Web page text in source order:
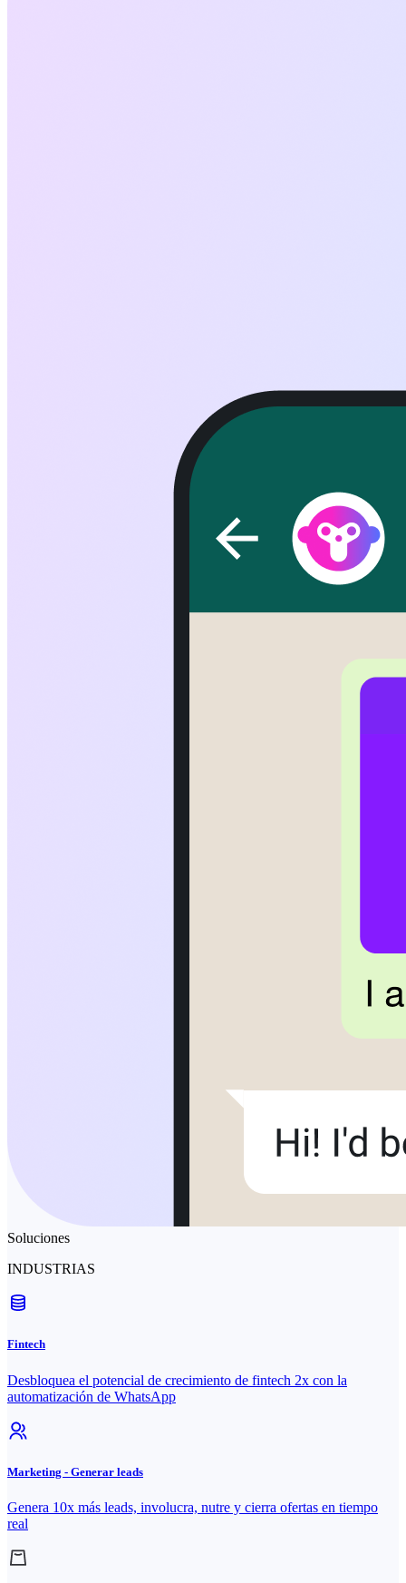
Soluciones
INDUSTRIAS
Fintech
Desbloquea el potencial de crecimiento de fintech 2x con la
automatización de WhatsApp
Marketing - Generar leads
Genera 10x más leads, involucra, nutre y cierra ofertas en tiempo
real